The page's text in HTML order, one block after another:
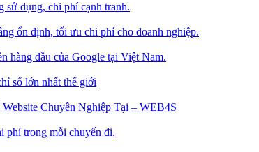
sử dụng, chi phí cạnh tranh.
ổn định, tối ưu chi phí cho doanh nghiệp.
hàng đầu của Google tại Việt Nam.
số lớn nhất thế giới
Chuyên Nghiệp Tại – WEB4S
phí trong mỗi chuyến đi.